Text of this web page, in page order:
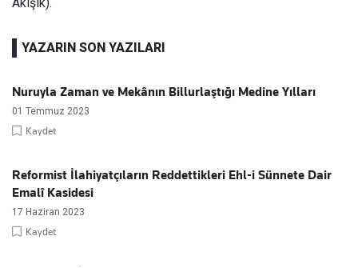
YAZARIN SON YAZILARI
Nuruyla Zaman ve Mekânın Billurlaştığı Medine Yılları
01 Temmuz 2023
Kaydet
Reformist İlahiyatçıların Reddettikleri Ehl-i Sünnete Dair
Emalî Kasidesi
17 Haziran 2023
Kaydet